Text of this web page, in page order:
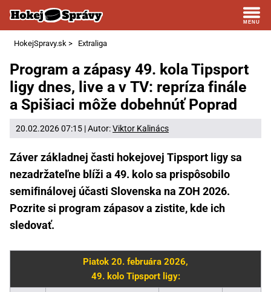
HokejSpravy.sk > Extraliga
Program a zápasy 49. kola Tipsport
ligy dnes, live a v TV: repríza finále
a Spišiaci môže dobehnúť Poprad
20.02.2026 07:15 | Autor:Viktor Kalinács
Záver základnej časti hokejovej Tipsport ligy sa
nezadržateľne blíži a 49. kolo sa prispôsobilo
semifinálovej účasti Slovenska na ZOH 2026.
Pozrite si program zápasov a zistite, kde ich
sledovať.
Piatok 20. februára 2026,
49. kolo Tipsport ligy: